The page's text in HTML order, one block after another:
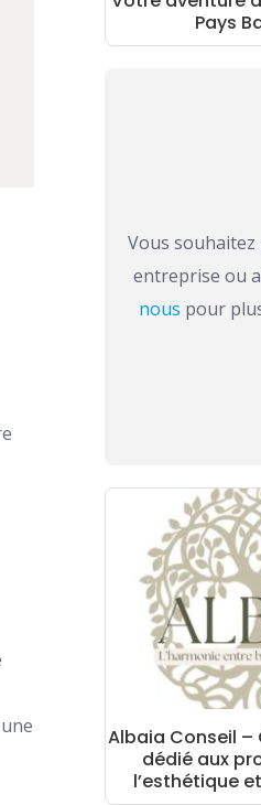
Pays
Vous
entreprise ou
nous pour
Albaia Conseil
dédié aux
l’esthétique